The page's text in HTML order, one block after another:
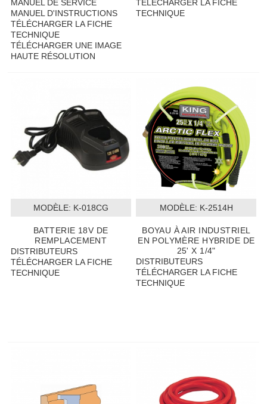
MANUEL DE SERVICE
MANUEL D'INSTRUCTIONS
TÉLÉCHARGER LA FICHE
TECHNIQUE
TÉLÉCHARGER UNE IMAGE
HAUTE RÉSOLUTION
TÉLÉCHARGER LA FICHE
TECHNIQUE
MODÈLE: K-018CG
BATTERIE 18V DE
REMPLACEMENT
DISTRIBUTEURS
TÉLÉCHARGER LA FICHE
TECHNIQUE
MODÈLE: K-2514H
BOYAU À AIR INDUSTRIEL
EN POLYMÈRE HYBRIDE DE
25' X 1/4"
DISTRIBUTEURS
TÉLÉCHARGER LA FICHE
TECHNIQUE